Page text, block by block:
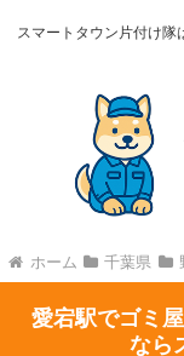
スマートタウン片付け隊
ホーム 千葉県
愛宕駅でゴミ
なら